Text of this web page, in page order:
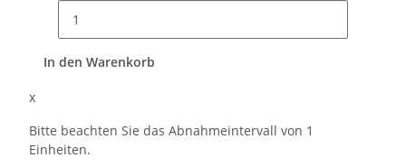
In den Warenkorb
x
Bitte beachten Sie das Abnahmeintervall von 1
Einheiten.